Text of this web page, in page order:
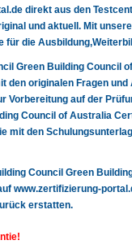
direkt aus den
und aktuell. Mit
für die
Green Building Council
den originalen Fragen
Vorbereitung auf der
Council of Australia
den
Council Green
www.zertifizierung-
erstatten.